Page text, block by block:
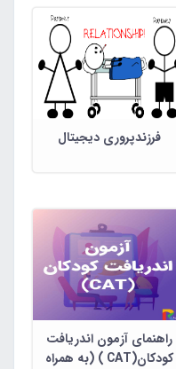
فرزندپروری دیجیتال
راهنمای آزمون اندریافت
کودکان(CAT ) (به همراه